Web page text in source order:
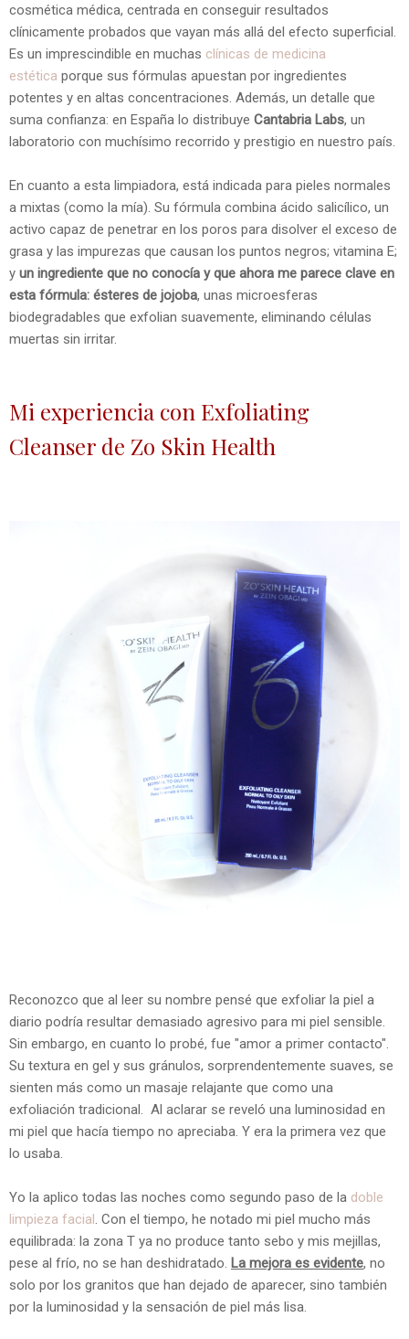
cosmética médica, centrada en conseguir resultados
clínicamente probados que vayan más allá del efecto superficial.
Es un imprescindible en muchas clínicas de medicina
estética porque sus fórmulas apuestan por ingredientes
potentes y en altas concentraciones. Además, un detalle que
suma confianza: en España lo distribuye Cantabria Labs, un
laboratorio con muchísimo recorrido y prestigio en nuestro país.
En cuanto a esta limpiadora, está indicada para pieles normales
a mixtas (como la mía). Su fórmula combina ácido salicílico, un
activo capaz de penetrar en los poros para disolver el exceso de
grasa y las impurezas que causan los puntos negros; vitamina E;
y un ingrediente que no conocía y que ahora me parece clave en
esta fórmula: ésteres de jojoba, unas microesferas
biodegradables que exfolian suavemente, eliminando células
muertas sin irritar.
Mi experiencia con Exfoliating
Cleanser de Zo Skin Health
Reconozco que al leer su nombre pensé que exfoliar la piel a
diario podría resultar demasiado agresivo para mi piel sensible.
Sin embargo, en cuanto lo probé, fue "amor a primer contacto".
Su textura en gel y sus gránulos, sorprendentemente suaves, se
sienten más como un masaje relajante que como una
exfoliación tradicional. Al aclarar se reveló una luminosidad en
mi piel que hacía tiempo no apreciaba. Y era la primera vez que
lo usaba.
Yo la aplico todas las noches como segundo paso de la doble
limpieza facial. Con el tiempo, he notado mi piel mucho más
equilibrada: la zona T ya no produce tanto sebo y mis mejillas,
pese al frío, no se han deshidratado. La mejora es evidente, no
solo por los granitos que han dejado de aparecer, sino también
por la luminosidad y la sensación de piel más lisa.